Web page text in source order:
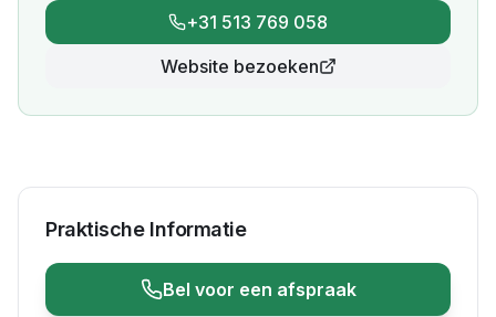
+31 513 769 058
Website bezoeken
Praktische Informatie
Bel voor een afspraak